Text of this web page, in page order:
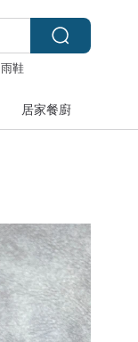
雨鞋
居家餐廚